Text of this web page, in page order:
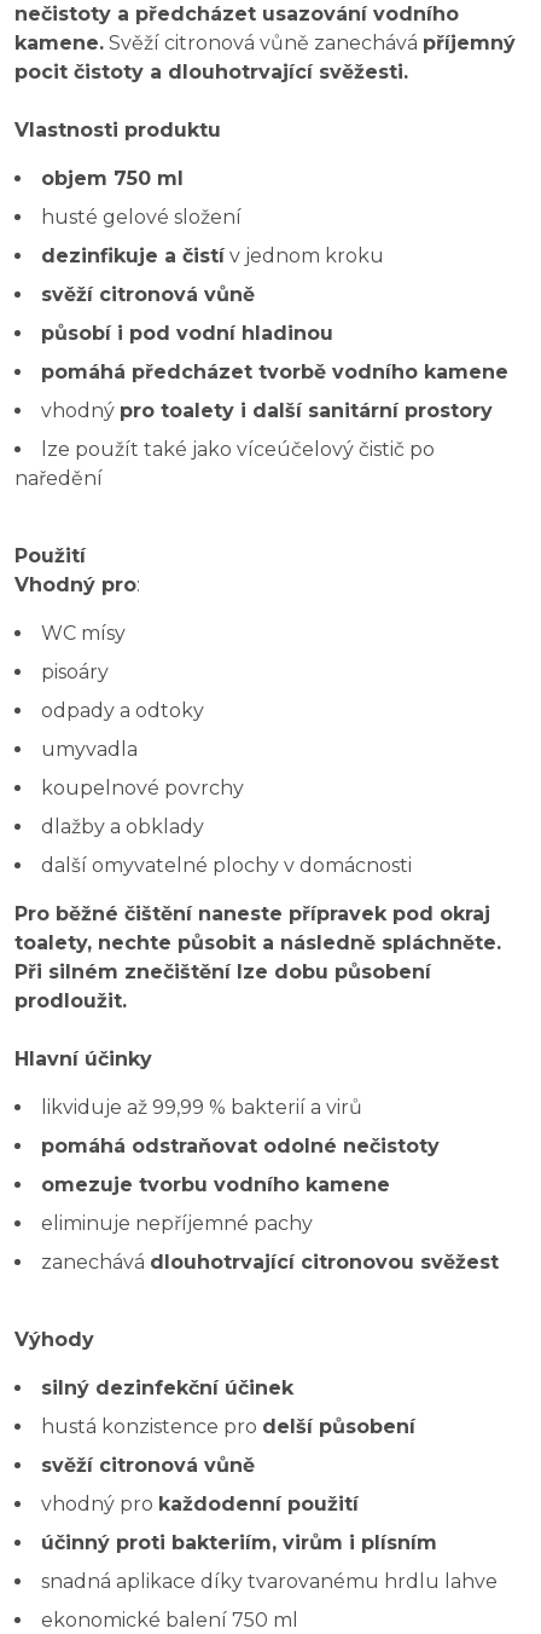
nečistoty a předcházet usazování vodního
kamene. Svěží citronová vůně zanechává příjemný
pocit čistoty a dlouhotrvající svěžesti.
Vlastnosti produktu
objem 750 ml
husté gelové složení
dezinfikuje a čistív jednom kroku
svěží citronová vůně
působí i pod vodní hladinou
pomáhá předcházet tvorbě vodního kamene
vhodný pro toalety i další sanitární prostory
lze použít také jako víceúčelový čistič po
naředění
Použití
Vhodný pro:
WC mísy
pisoáry
odpady a odtoky
umyvadla
koupelnové povrchy
dlažby a obklady
další omyvatelné plochy v domácnosti
Pro běžné čištění naneste přípravek pod okraj
toalety, nechte působit a následně spláchněte.
Při silném znečištění lze dobu působení
prodloužit.
Hlavní účinky
likviduje až 99,99 % bakterií a virů
pomáhá odstraňovat odolné nečistoty
omezuje tvorbu vodního kamene
eliminuje nepříjemné pachy
zanechává dlouhotrvající citronovou svěžest
Výhody
silný dezinfekční účinek
hustá konzistence pro delší působení
svěží citronová vůně
vhodný pro každodenní použití
účinný proti bakteriím, virům i plísním
snadná aplikace díky tvarovanému hrdlu lahve
ekonomické balení 750 ml